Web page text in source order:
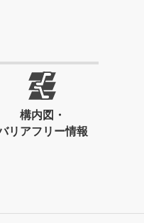
構内図・
リアフリー情報